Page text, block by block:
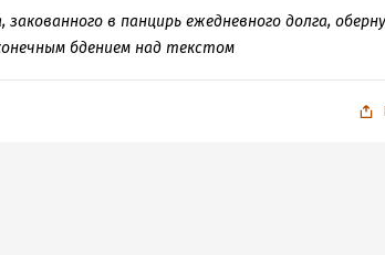
в панцирь ежедневного долга,
бдением над текстом